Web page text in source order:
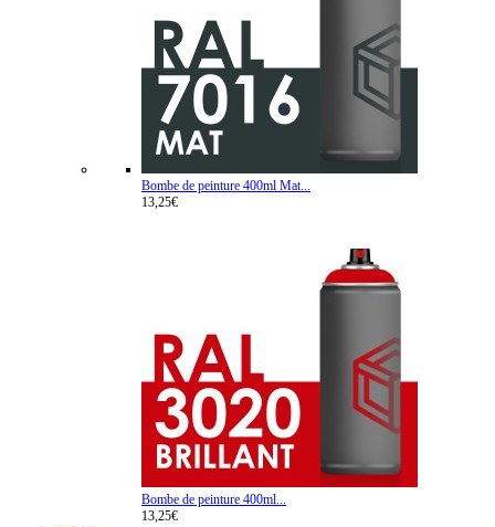
Bombe de peinture 400ml Mat...
13,25€
Bombe de peinture 400ml...
13,25€